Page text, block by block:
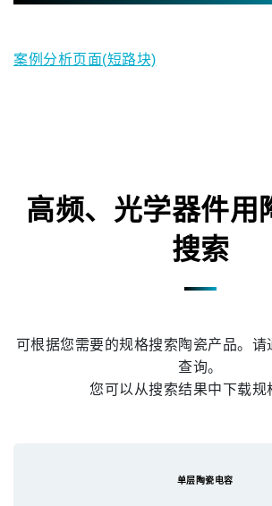
案例分析页面(短路块)
高频、光学器件用
搜索
可根据您需要的规格搜索陶瓷产品。
查询。
您可以从搜索结果中下载规
单层陶瓷电容